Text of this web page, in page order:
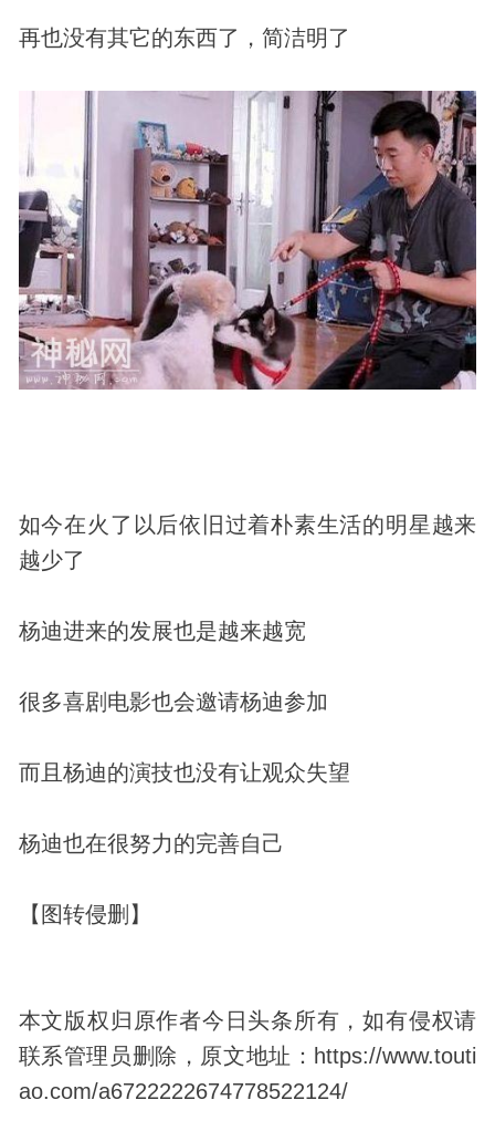
再也没有其它的东西了，简洁明了
如今在火了以后依旧过着朴素生活的明星越来
越少了
杨迪进来的发展也是越来越宽
很多喜剧电影也会邀请杨迪参加
而且杨迪的演技也没有让观众失望
杨迪也在很努力的完善自己
【图转侵删】
本文版权归原作者今日头条所有，如有侵权请
联系管理员删除，原文地址：https://www.touti
ao.com/a6722222674778522124/